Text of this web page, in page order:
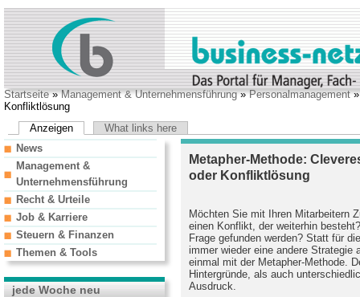
Startseite»Management & Unternehmensführung»Personalmanagement
Konfliktlösung
Anzeigen
What links here
Metapher-Methode:
oder Konfliktlösung
Möchten Sie mit Ihren Mitarbeitern
einen Konflikt, der weiterhin
Frage gefunden werden? Statt für
immer wieder eine andere Strategie
einmal mit der Metapher-Methode.
Hintergründe, als auch
Ausdruck.
News
Management &
Unternehmensführung
Recht & Urteile
Job & Karriere
Steuern & Finanzen
Themen & Tools
jede Woche neu